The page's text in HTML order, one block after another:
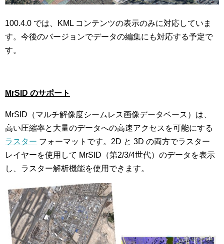
100.4.0 では、KML コンテンツの表示のみに対応していま
す。今後のバージョンでデータの編集にも対応する予定で
す。
MrSID のサポート
MrSID（マルチ解像度シームレス画像データベース）は、
高い圧縮率と大量のデータへの高速アクセスを可能にする
ラスター フォーマットです。2D と 3D の両方でラスター
レイヤーを使用して MrSID（第2/3/4世代）のデータを表示
し、ラスター解析機能を使用できます。